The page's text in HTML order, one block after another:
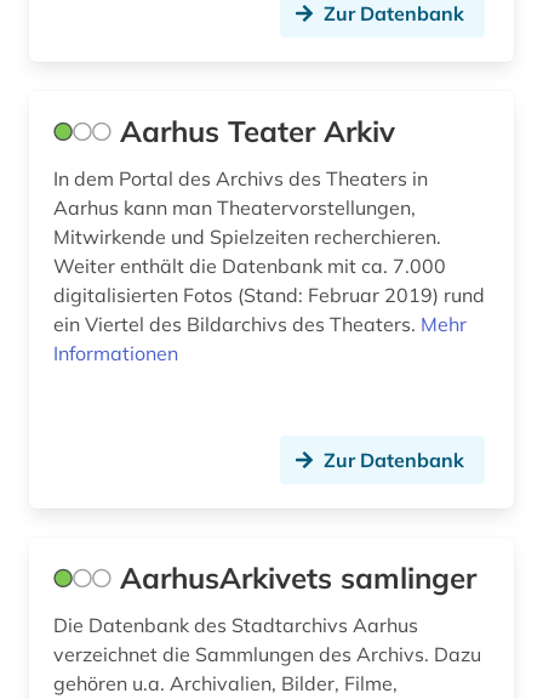
båtsfjord (1)
bürger (1)
bürgerkrieg (1)
camilla collett (1)
christianshavn (1)
dag solstad (1)
Zur Datenbank
Aarhus Teater Arkiv
In dem Portal des Archivs des Theaters in
Aarhus kann man Theatervorstellungen,
Mitwirkende und Spielzeiten recherchieren.
Weiter enthält die Datenbank mit ca. 7.000
digitalisierten Fotos (Stand: Februar 2019) rund
ein Viertel des Bildarchivs des Theaters. Mehr
Informationen
Zur Datenbank
AarhusArkivets samlinger
Die Datenbank des Stadtarchivs Aarhus
verzeichnet die Sammlungen des Archivs. Dazu
gehören u.a. Archivalien, Bilder, Filme,